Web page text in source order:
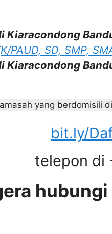
Kiaracondong
K/PAUD, SD, SMP,
Kiaracondong
yang berdomisili
bit.ly/
telepon di